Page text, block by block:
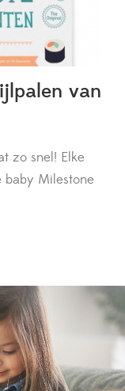
van
zo snel! Elke
baby Milestone